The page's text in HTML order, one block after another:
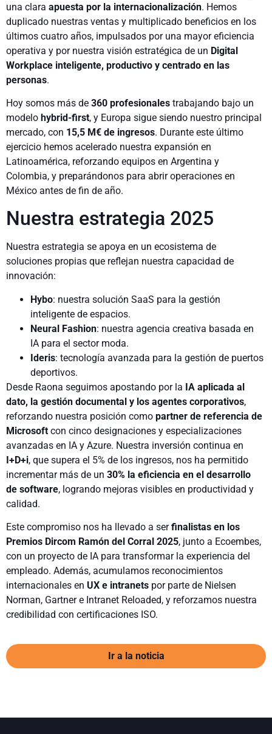
una clara apuesta por la internacionalización. Hemos
duplicado nuestras ventas y multiplicado beneficios en los
últimos cuatro años, impulsados por una mayor eficiencia
operativa y por nuestra visión estratégica de un Digital
Workplace inteligente, productivo y centrado en las
personas.
Hoy somos más de 360 profesionales trabajando bajo un
modelo hybrid-first, y Europa sigue siendo nuestro principal
mercado, con 15,5 M€ de ingresos. Durante este último
ejercicio hemos acelerado nuestra expansión en
Latinoamérica, reforzando equipos en Argentina y
Colombia, y preparándonos para abrir operaciones en
México antes de fin de año.
Nuestra estrategia 2025
Nuestra estrategia se apoya en un ecosistema de
soluciones propias que reflejan nuestra capacidad de
innovación:
Hybo: nuestra solución SaaS para la gestión
inteligente de espacios.
Neural Fashion: nuestra agencia creativa basada en
IA para el sector moda.
Ideris: tecnología avanzada para la gestión de puertos
deportivos.
Desde Raona seguimos apostando por la IA aplicada al
dato, la gestión documental y los agentes corporativos,
reforzando nuestra posición como partner de referencia de
Microsoft con cinco designaciones y especializaciones
avanzadas en IA y Azure. Nuestra inversión continua en
I+D+i, que supera el 5% de los ingresos, nos ha permitido
incrementar más de un 30% la eficiencia en el desarrollo
de software, logrando mejoras visibles en productividad y
calidad.
Este compromiso nos ha llevado a serfinalistas en los
Premios Dircom Ramón del Corral 2025, junto a Ecoembes,
con un proyecto de IA para transformar la experiencia del
empleado. Además, acumulamos reconocimientos
internacionales en UX e intranets por parte de Nielsen
Norman, Gartner e Intranet Reloaded, y reforzamos nuestra
credibilidad con certificaciones ISO.
Ir a la noticia